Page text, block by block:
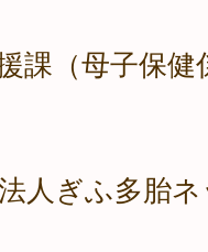
課（母子保健
人ぎふ多胎